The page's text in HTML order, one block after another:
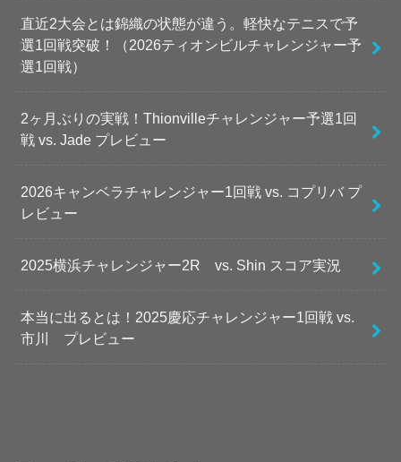
直近2大会とは錦織の状態が違う。軽快なテニスで予
選1回戦突破！（2026ティオンビルチャレンジャー予
選1回戦）
2ヶ月ぶりの実戦！Thionvilleチャレンジャー予選1回
戦 vs. Jade プレビュー
2026キャンベラチャレンジャー1回戦 vs. コプリバ プ
レビュー
2025横浜チャレンジャー2R vs. Shin スコア実況
本当に出るとは！2025慶応チャレンジャー1回戦 vs.
市川 プレビュー